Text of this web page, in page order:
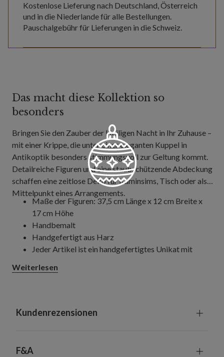
Kostenlose Lieferung nach Deutschland, Österreich
und in die Niederlande für alle Bestellungen.
Pauschalgebühr für Lieferungen in die Schweiz.
Das macht diese Kollektion so
besonders
Bringen Sie den Zauber der Heiligen Nacht in Ihr Zuhause –
mit einer Krippe, die unter einer eleganten Kuppel in
Antikoptik besonders stimmungsvoll zur Geltung kommt.
Detailreiche Figuren und eine staubschützende Abdeckung
schaffen eine zeitlose Deko für Kaminsims, Tisch oder als
Mittelpunkt eines Arrangements.
Maße der Figuren: 37,5 cm Länge x 12 cm Breite x
17 cm Höhe
Handbemalt
Handgefertigt aus Harz
Jeder Artikel ist ein handgefertigtes Unikat mit
Nur zur Innennutzung geeignet
Weiterlesen
Kundenrezensionen
F&A